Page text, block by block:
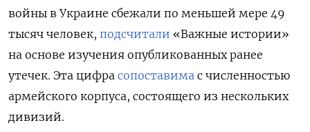
войны в Украине сбежали по меньшей мере 49
тысяч человек, подсчитали «Важные истории»
на основе изучения опубликованных ранее
утечек. Эта цифра сопоставима с численностью
армейского корпуса, состоящего из нескольких
дивизий.